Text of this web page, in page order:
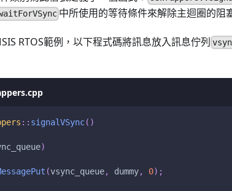
中所使用的等待條件來解除主迴圈的阻
RTOS範例，以下程式碼將訊息放入訊息佇列
:: signalVSync( )
)
(vsync_queue, dummy, 0) ;